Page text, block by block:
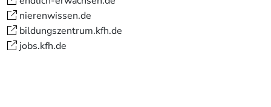
nierenwissen.de
bildungszentrum.kfh.de
jobs.kfh.de